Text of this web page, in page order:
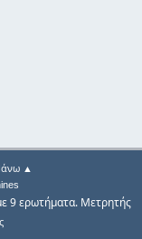
▲
9 ερωτήματα. Μετρητής